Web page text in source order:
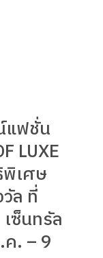
แฟชั่น
LUXE
เศษ
ล ที่
ซ็นทรัล
. – 9